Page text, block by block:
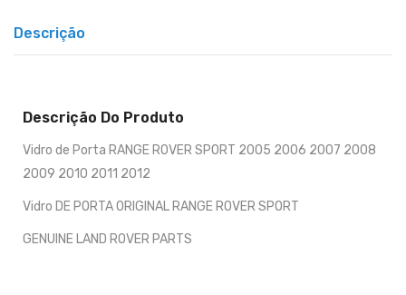
Descrição
Descrição Do Produto
Vidro de Porta RANGE ROVER SPORT 2005 2006 2007 2008
2009 2010 2011 2012
Vidro DE PORTA ORIGINAL RANGE ROVER SPORT
GENUINE LAND ROVER PARTS